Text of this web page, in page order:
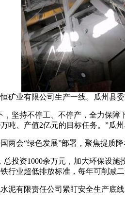
矿业有限公司生产一线。瓜州县
持不停工、不停产，全力保障
吨、产值2亿元的目标任务。”瓜
会“绿色发展”部署，聚焦提质降
资1000余万元，加大环保设施
行业超低排放标准，每年可削减
有限责任公司紧盯安全生产底线